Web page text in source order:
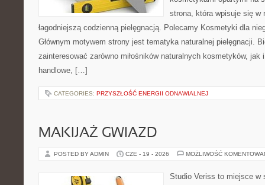
strona, która wpisuje się w
łagodniejszą codzienną pielęgnacją. Polecamy Kosmetyki dla
Głównym motywem strony jest tematyka naturalnej pielęgnacji.
zainteresować zarówno miłośników naturalnych kosmetyków, jak
handlowe, […]
CATEGORIES: PRZYSZŁOŚĆ ENERGII ODNAWIALNEJ
MAKIJAŻ GWIAZD
POSTED BY ADMIN CZE - 19 - 2026 MOŻLIWOŚĆ
Studio Veriss to miejsce w